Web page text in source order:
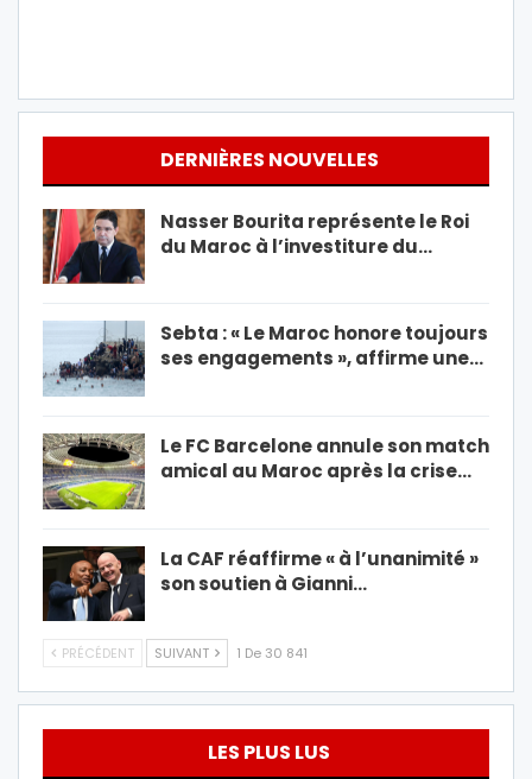
DERNIÈRES NOUVELLES
Nasser Bourita représente le Roi
du Maroc à l’investiture du…
Sebta : « Le Maroc honore toujours
ses engagements », affirme une…
Le FC Barcelone annule son match
amical au Maroc après la crise…
La CAF réaffirme « à l’unanimité »
son soutien à Gianni…
PRÉCÉDENT SUIVANT 1 De 30 841
LES PLUS LUS